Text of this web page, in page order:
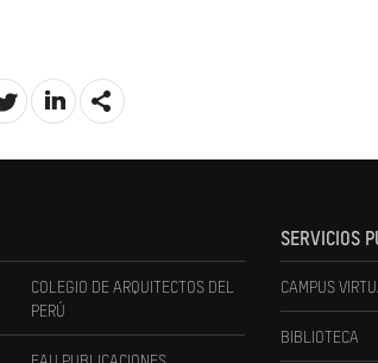
COLEGIO DE ARQUITECTOS DEL
PERÚ
SERVICIOS
CAMPUS
BIBLIOTECA